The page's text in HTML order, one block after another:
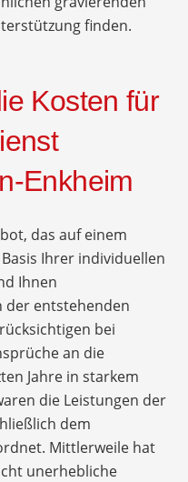
finden.
Kosten für
Enkheim
das auf einem
Ihrer individuellen
Ihnen
der entstehenden
bei
an die
Jahre in starkem
die Leistungen der
dem
Mittlerweile hat
unerhebliche